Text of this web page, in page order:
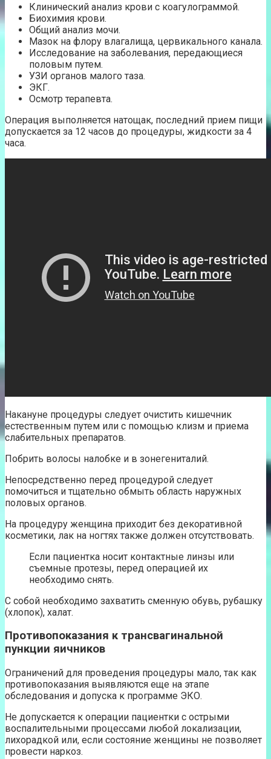
Клинический анализ крови с коагулограммой.
Биохимия крови.
Общий анализ мочи.
Мазок на флору влагалища, цервикального канала.
Исследование на заболевания, передающиеся
половым путем.
УЗИ органов малого таза.
ЭКГ.
Осмотр терапевта.
Операция выполняется натощак, последний прием пищи
допускается за 12 часов до процедуры, жидкости за 4
часа.
Накануне процедуры следует очистить кишечник
естественным путем или с помощью клизм и приема
слабительных препаратов.
Побрить волосы налобке и в зонегениталий.
Непосредственно перед процедурой следует
помочиться и тщательно обмыть область наружных
половых органов.
На процедуру женщина приходит без декоративной
косметики, лак на ногтях также должен отсутствовать.
Если пациентка носит контактные линзы или
съемные протезы, перед операцией их
необходимо снять.
С собой необходимо захватить сменную обувь, рубашку
(хлопок), халат.
Противопоказания к трансвагинальной
пункции яичников
Ограничений для проведения процедуры мало, так как
противопоказания выявляются еще на этапе
обследования и допуска к программе ЭКО.
Не допускается к операции пациентки с острыми
воспалительными процессами любой локализации,
лихорадкой или, если состояние женщины не позволяет
провести наркоз.